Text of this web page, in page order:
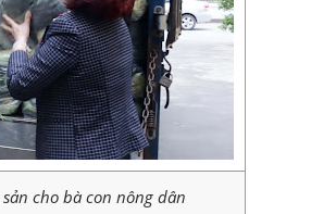
cho bà con nông dân